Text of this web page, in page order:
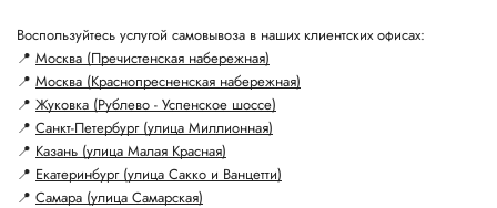
Воспользуйтесь услугой самовывоза в наших клиентских офисах:
📍 Москва (Пречистенская набережная)
📍 Москва (Краснопресненская набережная)
📍 Жуковка (Рублево - Успенское шоссе)
📍 Санкт-Петербург (улица Миллионная)
📍 Казань (улица Малая Красная)
📍 Екатеринбург (улица Сакко и Ванцетти)
📍 Самара (улица Самарская)